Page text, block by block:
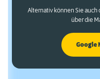
Alternativ können Sie auch
über die
Google